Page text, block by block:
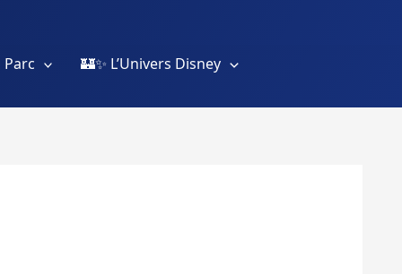
🏰✨ L’Univers Disney